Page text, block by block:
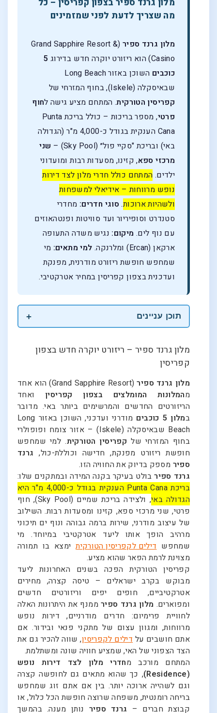
מלון גרנד ספיר בצפון קפריסין – כל
מה שצריך לדעת לפני שמזמינים
מלון גרנד ספיר (Grand Sapphire Resort &
Casino) הוא ריזורט יוקרה חדש בדירוג
5
כוכבים
השוכן באזור Long Beach
שבאיסקלה (Iskele), בחוף המזרחי של
קפריסין הטורקית. המתחם מציע גישה לחוף
פרטי
, מספר בריכות – כולל בריכת Punta
Cana הענקית בגודל כ-4,000 מ"ר (הגדולה
באי) ובריכת "סקיי פול״ (Sky Pool) –
שני
מרכזי ספא, קזינו, מסעדות רבות ומועדוני
ילדים. המתחם כולל חדרי מלון לצד דירות
נופש מרווחות – אידיאלי למשפחות
ולשהיות ארוכות. סוגי חדרים: מחדרי
סטנדרט וסופיריור ועד סוויטות ופנטהאוזים
עם נוף לים. מיקום: נגיש משדה התעופה
ארקאן (Ercan) ומלרנקה.
למי מתאים: מי
שמחפש חופשת ריזורט מודרנית, מפנקת
ועדכנית בצפון קפריסין במחיר אטרקטיבי.
תוכן עניינים
מלון גרנד ספיר – ריזורט יוקרה חדש בצפון
קפריסין
מלון גרנד ספיר
(Grand Sapphire Resort) הוא אחד
מהמלונות המומלצים בצפון קפריסין ואחד
הריזורטים החדשים והמרשימים ביותר באי. מדובר
במלון 5 כוכבים
מודרני ועדכני, השוכן באזור Long
Beach שבאיסקלה (Iskele) – אזור צומח ופופולרי
בחוף המזרחי של קפריסין הטורקית. למי שמחפש
חופשת ריזורט מפנקת, חדישה וכוללת-כול, גרנד
ספיר מספק בדיוק את החוויה הזו.
גרנד ספירבולט בעיקר בקנה המידה ובמתקנים שלו:
בריכת Punta Cana הענקית בגודל כ-4,000 מ"ר היא
הגדולה באי
, ולצידה בריכת שמיים (Sky Pool), חוף
פרטי, שני מרכזי ספא, קזינו ומסעדות רבות. השילוב
של עיצוב מודרני, שירות ברמה גבוהה ונוף ים תיכוני
מרהיב הופך אותו ליעד אטרקטיבי במיוחד. מי
שמחפשדילים לקפריסין הטורקיתימצא בו תמורה
מצוינת לרמת הפאר שהוא מציע.
קפריסין הטורקית הפכה בשנים האחרונות ליעד
מבוקש בקרב ישראלים – טיסה קצרה, מחירים
אטרקטיביים, חופים יפים וריזורטים חדשים
ומפוארים. מלון גרנד ספיר ממנף את היתרונות האלה
לחוויית פרימיום: חדרים מודרניים, דירות נופש
מרווחות, ומגוון עצום של מתקני פנאי ובידור. אם
אתם חושבים על דילים לקפריסין, שווה להכיר גם את
הצד הצפוני של האי, שמציע חוויה שונה ומשתלמת.
המתחם מורכב מחדרי מלון לצד דירות נופש
(Residence)
, כך שהוא מתאים גם לחופשה קצרה
וגם לשהייה ארוכה יותר. בין אם אתם זוג שמחפש
בריחה רומנטית, משפחה שרוצה חופשת הכל כלול, או
קבוצת חברים – גרנד ספיר נותן מענה. בהמשך